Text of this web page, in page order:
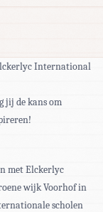
International
jij de kans om
met Elckerlyc
wijk Voorhof in
scholen